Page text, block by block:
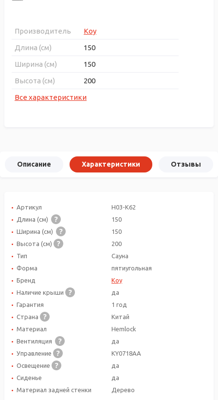
Производитель
Koy
Длина (см)
150
Ширина (см)
150
Высота (см)
200
Все характеристики
Описание Характеристики Отзывы
Артикул
H03-K62
Длина (см)
150
Ширина (см)
150
Высота (см)
200
Тип
Сауна
Форма
пятиугольная
Бренд
Koy
Наличие крыши
да
Гарантия
1 год
Страна
Китай
Материал
Hemlock
Вентиляция
да
Управление
KY0718AA
Освещение
да
Сиденье
да
Материал задней стенки
Дерево